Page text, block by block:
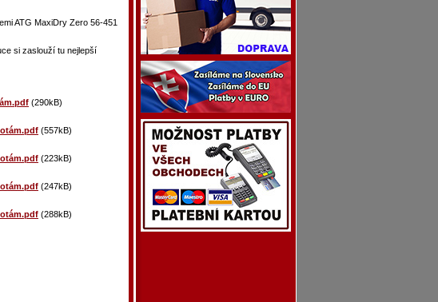
ATG MaxiDry Zero 56-451
si zaslouží tu nejlepší
(290kB)
(557kB)
(223kB)
(247kB)
(288kB)